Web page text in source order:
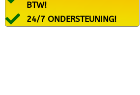
GOODRIDE
GOODYEAR
BTW!
24/7 ONDERSTEUNING!